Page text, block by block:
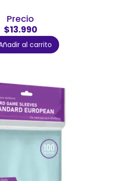
Precio
$13.990
al carrito